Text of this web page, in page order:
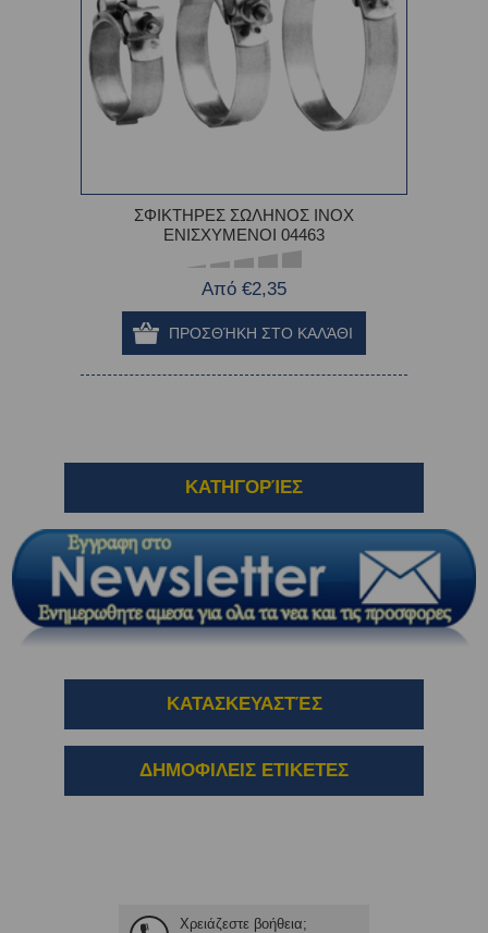
ΣΦΙΚΤΗΡΕΣ ΣΩΛΗΝΟΣ ΙΝΟΧ
ΕΝΙΣΧΥΜΕΝΟΙ 04463
Από €2,35
ΚΑΤΗΓΟΡΊΕΣ
ΚΑΤΑΣΚΕΥΑΣΤΈΣ
ΔΗΜΟΦΙΛΕΙΣ ΕΤΙΚΕΤΕΣ
Χρειάζεστε βοήθεια;